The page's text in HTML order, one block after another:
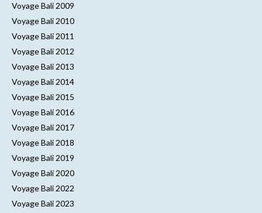
Voyage Bali 2009
Voyage Bali 2010
Voyage Bali 2011
Voyage Bali 2012
Voyage Bali 2013
Voyage Bali 2014
Voyage Bali 2015
Voyage Bali 2016
Voyage Bali 2017
Voyage Bali 2018
Voyage Bali 2019
Voyage Bali 2020
Voyage Bali 2022
Voyage Bali 2023